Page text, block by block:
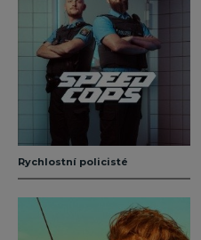
Rychlostní policisté